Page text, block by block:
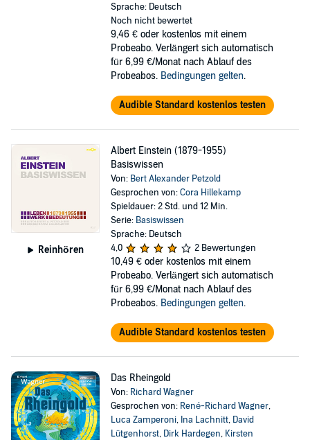
Sprache: Deutsch
Noch nicht bewertet
9,46 € oder kostenlos mit einem
Probeabo. Verlängert sich automatisch
für 6,99 €/Monat nach Ablauf des
Probeabos. Bedingungen gelten.
Audible Standard kostenlos testen
Reinhören
Albert Einstein (1879-1955)
Basiswissen
Von: Bert Alexander Petzold
Gesprochen von:Cora Hillekamp
Spieldauer: 2 Std. und 12 Min.
Serie: Basiswissen
Sprache: Deutsch
4,0
2 Bewertungen
10,49 € oder kostenlos mit einem
Probeabo. Verlängert sich automatisch
für 6,99 €/Monat nach Ablauf des
Probeabos. Bedingungen gelten.
Audible Standard kostenlos testen
Das Rheingold
Von: Richard Wagner
Gesprochen von: René-Richard Wagner,
Luca Zamperoni, Ina Lachnitt, David
Lütgenhorst, Dirk Hardegen, Kirsten